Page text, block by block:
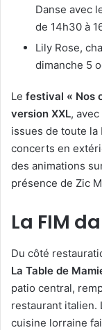
Danse avec
de 14h30 à
Lily Rose,
dimanche 5
Le festival « Nos
version XXL,
issues de toute la
concerts en
des animations
présence de Zic
La FIM
Du côté
La Table de
patio central,
restaurant italien.
cuisine lorraine